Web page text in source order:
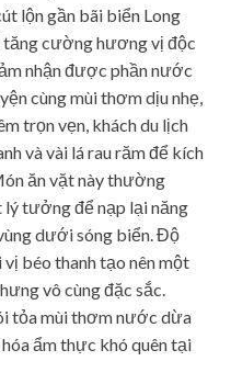
lộn gần bãi biển Long
cường hương vị độc
nhận được phần nước
cùng mùi thơm dịu nhẹ,
trọn vẹn, khách du lịch
và vài lá rau răm để kích
ăn vặt này thường
lý tưởng để nạp lại năng
dưới sóng biển. Độ
béo thanh tạo nên một
vô cùng đặc sắc.
tỏa mùi thơm nước dừa
ẩm thực khó quên tại